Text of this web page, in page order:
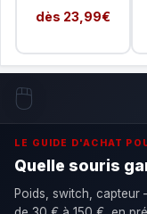
dès 23,99€
🖱️
LE GUIDE D'ACHAT
Quelle souris
Poids, switch,